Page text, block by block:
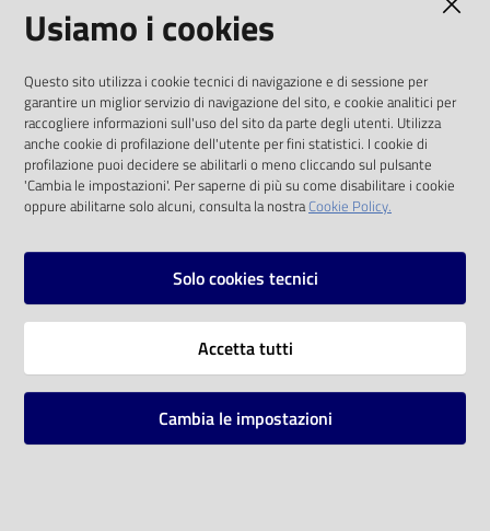
solo alle condizioni previste dalla direttiva
comunitaria 2003/98/CE e dal d.lgs. 36/2006
SOCIAL
Instagram
Vai alla pagina
Mappa del sito
Usiamo i cookies
Questo sito utilizza i cookie tecnici di navigazione e di sessione per
garantire un miglior servizio di navigazione del sito, e cookie analitici per
raccogliere informazioni sull'uso del sito da parte degli utenti. Utilizza
anche cookie di profilazione dell'utente per fini statistici. I cookie di
profilazione puoi decidere se abilitarli o meno cliccando sul pulsante
'Cambia le impostazioni'. Per saperne di più su come disabilitare i cookie
oppure abilitarne solo alcuni, consulta la nostraCookie Policy.
Solo cookies tecnici
Accetta tutti
Cambia le impostazioni